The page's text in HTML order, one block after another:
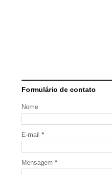
Formulário de contato
Nome
E-mail *
Mensagem *